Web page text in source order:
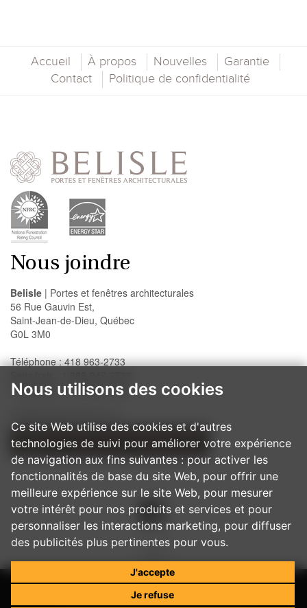
Nous utilisons des cookies
Ce site Web utilise des cookies et d'autres
technologies de suivi pour améliorer votre expérience
de navigation aux fins suivantes : pour activer les
fonctionnalités de base du site Web, pour offrir une
meilleure expérience sur le site Web, pour mesurer
votre intérêt pour nos produits et services et pour
personnaliser les interactions marketing, pour diffuser
des publicités plus pertinentes pour vous.
J'accepte
Je refuse
Accueil À propos Nouvelles
Garantie
Contact
Politique de confidentialité
Nous joindre
Belisle | Portes et fenêtres architecturales
56 Rue Gauvin Est,
Saint-Jean-de-Dieu, Québec
G0L 3M0
Téléphone : 418 963-2733
Télécopieur : 418 963-2200
NOS PROCÉDURES D'INSTALLATION
Belisle - Portes et fenêtres architecturales